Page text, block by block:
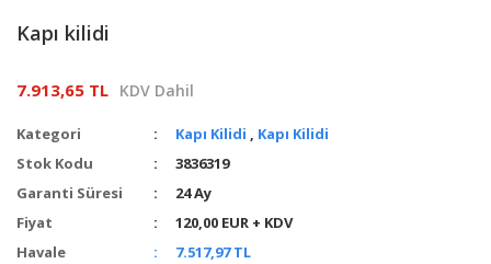
Kapı kilidi
7.913,65 TL KDV Dahil
Kategori Kapı Kilidi , Kapı Kilidi
Stok Kodu
3836319
Garanti Süresi
24 Ay
Fiyat
120,00 EUR + KDV
Havale
7.517,97 TL